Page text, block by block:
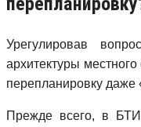
Урегулировав
архитектуры
перепланировку даже
Прежде всего, в